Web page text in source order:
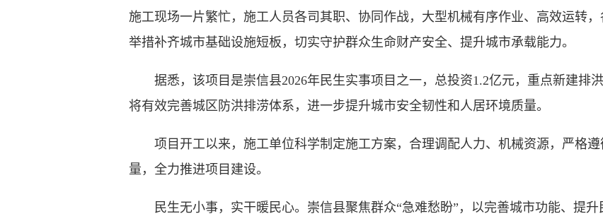
施工现场一片繁忙，施工人员各司其职、协同作战，大型机械有序作业、高效运转
举措补齐城市基础设施短板，切实守护群众生命财产安全、提升城市承载能力。
据悉，该项目是崇信县2026年民生实事项目之一，总投资1.2亿元，重点新建排
将有效完善城区防洪排涝体系，进一步提升城市安全韧性和人居环境质量。
项目开工以来，施工单位科学制定施工方案，合理调配人力、机械资源，严格遵
量，全力推进项目建设。
民生无小事，实干暖民心。崇信县聚焦群众“急难愁盼”，以完善城市功能、提升